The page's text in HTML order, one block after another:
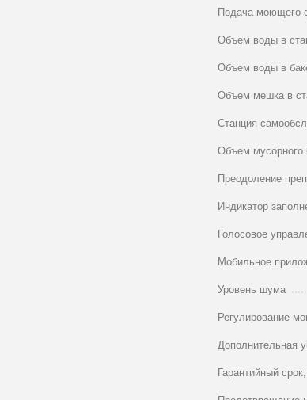
Подача моющего
Объем воды в
Объем воды в
Объем мешка в
Станция
Объем мусорного
Преодоление
Индикатор
Голосовое
Мобильное
Уровень шума
Регулирование
Дополнительная
Гарантийный